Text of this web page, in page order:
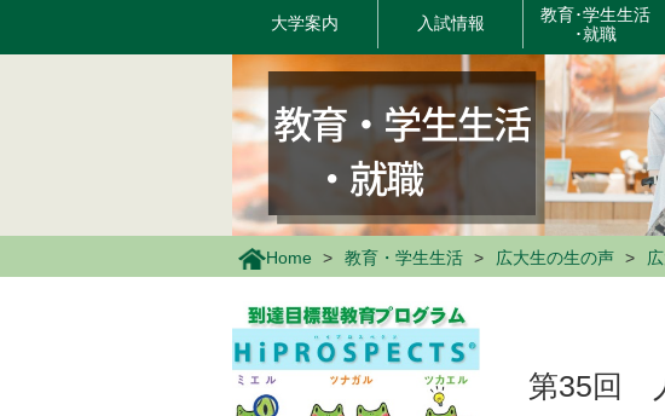
大学案内 入試情報
教育･学生生活
･就職
Home 教育・学生生活 広大生の生の声
第35回